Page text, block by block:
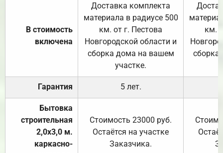
В стоимость
включена
Доставка комплекта
материала в радиусе 500
км. от г. Пестова
Новгородской области и
сборка дома на вашем
участке.
км.
Гарантия 5 лет.
Бытовка
строительная
2,0х3,0 м.
каркасно-
Стоимость 23000 руб.
Остаётся на участке
Заказчика.